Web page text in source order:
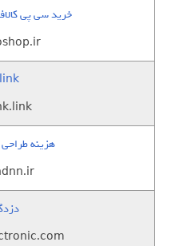
خرید سی پی
هزینه